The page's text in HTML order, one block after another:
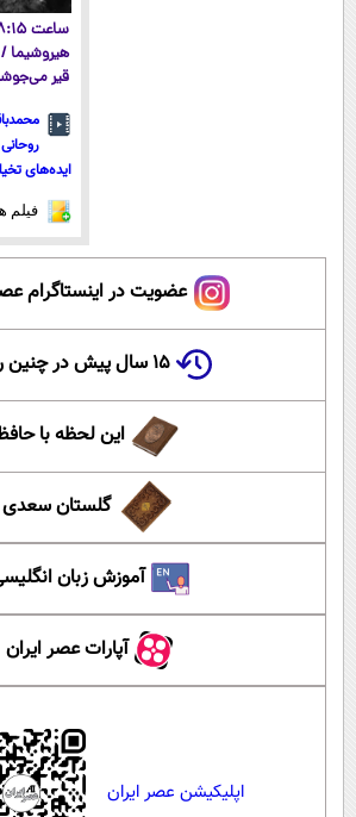
هیروشیما
قیر
ایده‌های
فیلم
عضویت در اینستاگرام
۱۵ سال پیش در چنین روزی
این لحظه با
گلستان سعدی
آموزش زبان
آپارات عصر ایران
اپلیکیشن عصر ایران